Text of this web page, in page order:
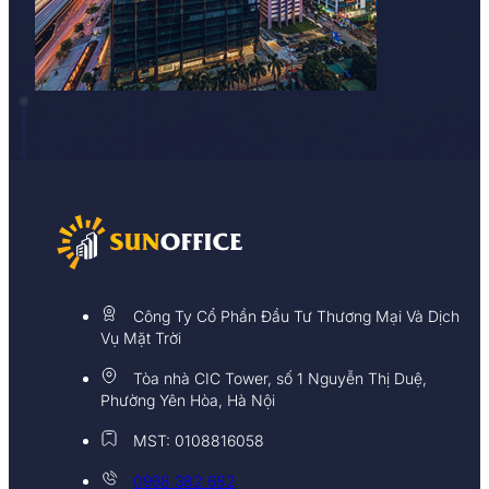
Công Ty Cổ Phần Đầu Tư Thương Mại Và Dịch
Vụ Mặt Trời
Tòa nhà CIC Tower, số 1 Nguyễn Thị Duệ,
Phường Yên Hòa, Hà Nội
MST: 0108816058
0968 382 682